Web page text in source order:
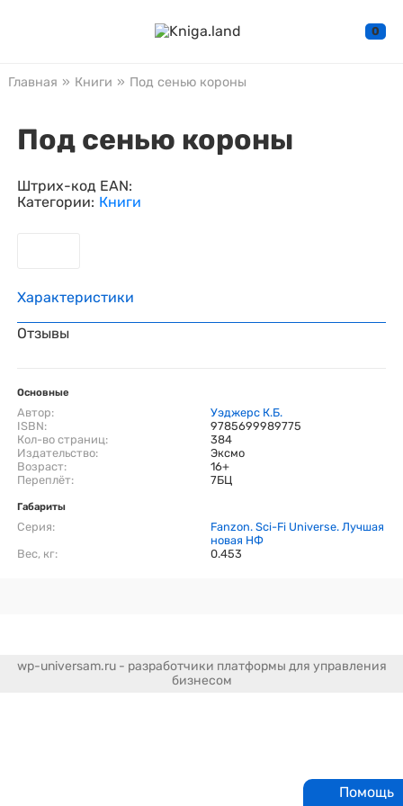
0
Главная » Книги » Под сенью короны
Под сенью короны
Штрих-код EAN:
Категории: Книги
Характеристики
Отзывы
Основные
Автор:
Уэджерс К.Б.
ISBN:
9785699989775
Кол-во страниц:
384
Издательство:
Эксмо
Возраст:
16+
Переплёт:
7БЦ
Габариты
Серия:
Fanzon. Sci-Fi Universe. Лучшая
новая НФ
Вес, кг:
0.453
Помощь
wp-universam.ru - разработчики платформы для управления
бизнесом